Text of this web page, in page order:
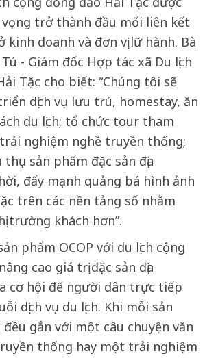
trở thành đầu mối liên kết
kinh doanh và đơn vị lữ hành. Bà
- Giám đốc Hợp tác xã Du lịch
Tặc cho biết: “Chúng tôi sẽ
dịch vụ lưu trú, homestay, ăn
du lịch; tổ chức tour tham
nghiệm nghề truyền thống;
sản phẩm đặc sản địa
đẩy mạnh quảng bá hình ảnh
trên các nền tảng số nhằm
trường khách hơn”.
phẩm OCOP với du lịch cộng
cao giá trị đặc sản địa
cơ hội để người dân trực tiếp
dịch vụ du lịch. Khi mỗi sản
gắn với một câu chuyện văn
thống hay một trải nghiệm